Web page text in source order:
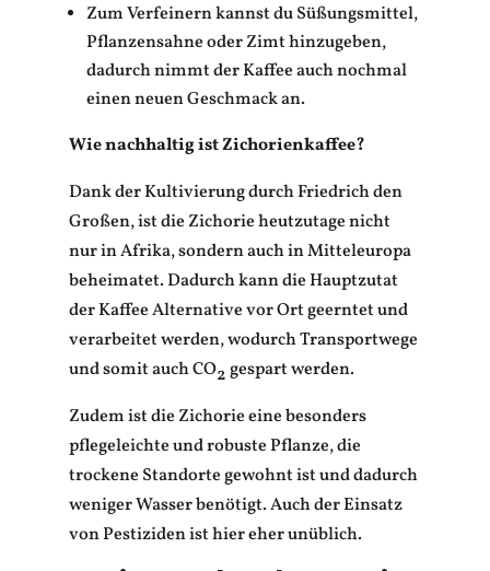
Zum Verfeinern kannst du Süßungsmittel,
Pflanzensahne oder Zimt hinzugeben,
dadurch nimmt der Kaffee auch nochmal
einen neuen Geschmack an.
Wie nachhaltig ist Zichorienkaffee?
Dank der Kultivierung durch Friedrich den
Großen, ist die Zichorie heutzutage nicht
nur in Afrika, sondern auch in Mitteleuropa
beheimatet. Dadurch kann die Hauptzutat
der Kaffee Alternative vor Ort geerntet und
verarbeitet werden, wodurch Transportwege
und somit auch CO2gespart werden.
Zudem ist die Zichorie eine besonders
pflegeleichte und robuste Pflanze, die
trockene Standorte gewohnt ist und dadurch
weniger Wasser benötigt. Auch der Einsatz
von Pestiziden ist hier eher unüblich.